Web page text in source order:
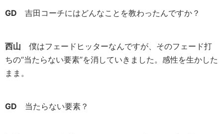
GD 吉田コーチにはどんなことを教わったんですか？
西山 僕はフェードヒッターなんですが、そのフェード打
ちの“当たらない要素”を消していきました。感性を生かした
まま。
GD 当たらない要素？